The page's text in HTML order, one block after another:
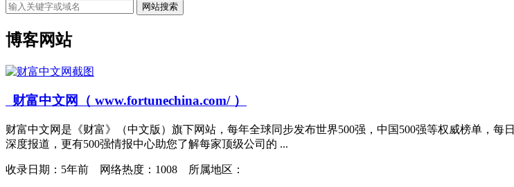
网站搜索
博客网站
财富中文网（ www.fortunechina.com/ ）
财富中文网是《财富》（中文版）旗下网站，每年全球同步发布世界500强，中国500强等权威榜单，
深度报道，更有500强情报中心助您了解每家顶级公司的 ...
收录日期： 5年前 网络热度：1008 所属地区：